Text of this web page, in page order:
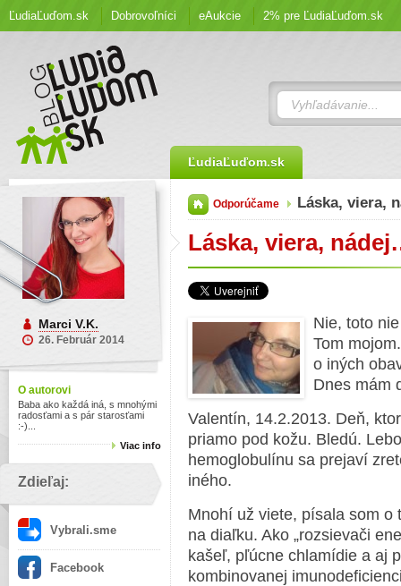
ĽudiaĽuďom.sk Dobrovoľníci eAukcie 2% pre ĽudiaĽuďom.sk
ĽudiaĽuďom.sk
Marci V.K.
26. Február 2014
O autorovi
Baba ako každá iná, s mnohými
radosťami a s pár starosťami
:-)...
Viac info
Zdieľaj:
Vybrali.sme
Facebook
Odporúčame Láska, viera,
Láska, viera,
Nie, toto
Tom
o iných
Dnes mám
Valentín, 14.2.2013. Deň,
priamo pod kožu. Bledú.
hemoglobulínu sa prejaví
iného.
Mnohí už viete, písala som o
na diaľku. Ako „rozsievači
kašeľ, pľúcne chlamídie a aj
kombinovanej